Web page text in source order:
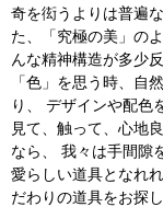
奇を衒うよりは普遍
た、「究極の美」の
んな精神構造が多少
「色」を思う時、自
り、 デザインや配色
見て、触って、心地
なら、 我々は手間隙
愛らしい道具となれ
だわりの道具をお探